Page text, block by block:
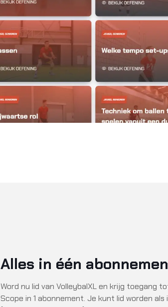
Alles in één
Word nu lid van VolleybalXL en krijg toegang
Scope in 1 abonnement. Je kunt lid worden